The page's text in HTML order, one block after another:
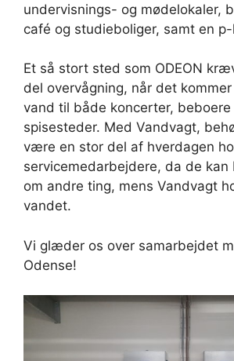
undervisnings- og mødelokaler,
café og studieboliger, samt en
Et så stort sted som ODEON
del overvågning, når det
vand til både koncerter, beboere
spisesteder. Med Vandvagt,
være en stor del af hverdagen
servicemedarbejdere, da de kan
om andre ting, mens Vandvagt
vandet.
Vi glæder os over samarbejdet
Odense!